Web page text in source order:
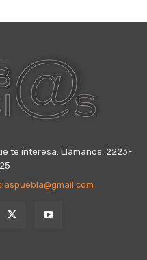
te interesa. Llámanos: 2223-